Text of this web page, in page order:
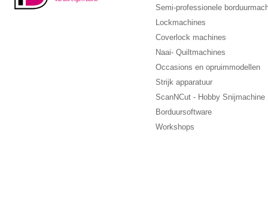
Semi-professionele
Lockmachines
Coverlock machines
Naai- Quiltmachines
Occasions en opruimmodellen
Strijk apparatuur
ScanNCut - Hobby Snijmachine
Borduursoftware
Workshops